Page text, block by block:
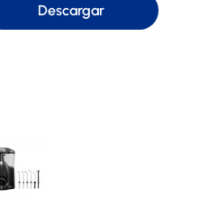
Descargar